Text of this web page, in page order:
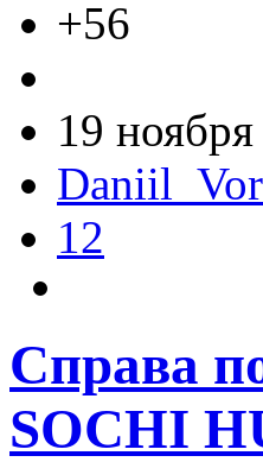
+56
19
12
Справа
SOCHI